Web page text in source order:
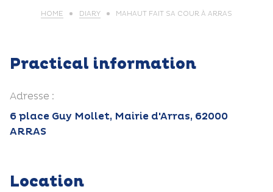
HOME DIARY MAHAUT FAIT SA COUR À ARRAS
Practical information
Adresse :
6 place Guy Mollet, Mairie d'Arras, 62000
ARRAS
Location